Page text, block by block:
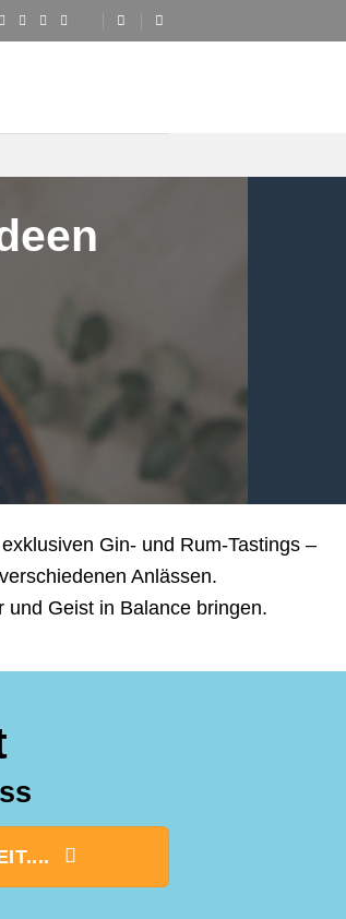
Gin- und Rum-Tastings –
Anlässen.
Geist in Balance bringen.